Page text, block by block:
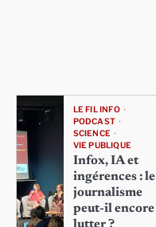
LE FIL INFO
PODCAST
SCIENCE
VIE PUBLIQUE
Infox, IA et
ingérences : le
journalisme
peut-il encore
lutter ?